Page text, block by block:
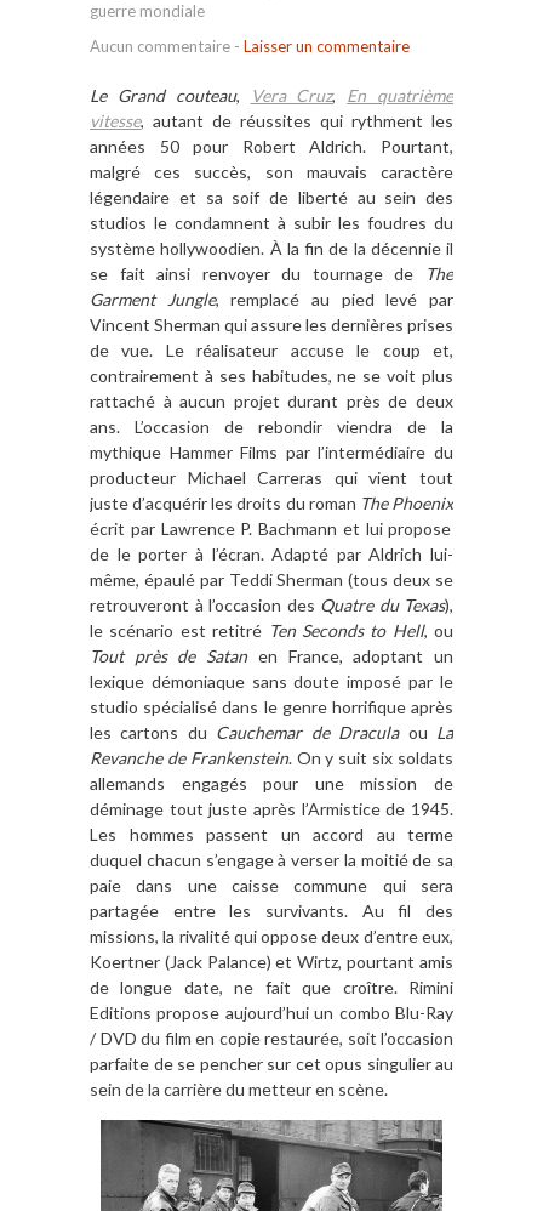
guerre mondiale
Aucun commentaire - Laisser un commentaire
Le Grand couteau, Vera Cruz, En quatrième
vitesse, autant de réussites qui rythment les
années 50 pour Robert Aldrich. Pourtant,
malgré ces succès, son mauvais caractère
légendaire et sa soif de liberté au sein des
studios le condamnent à subir les foudres du
système hollywoodien. À la fin de la décennie il
se fait ainsi renvoyer du tournage de
The
Garment Jungle, remplacé au pied levé par
Vincent Sherman qui assure les dernières prises
de vue. Le réalisateur accuse le coup et,
contrairement à ses habitudes, ne se voit plus
rattaché à aucun projet durant près de deux
ans. L’occasion de rebondir viendra de la
mythique Hammer Films par l’intermédiaire du
producteur Michael Carreras qui vient tout
juste d’acquérir les droits du roman The Phoenix
écrit par Lawrence P. Bachmann et lui propose
de le porter à l’écran. Adapté par Aldrich lui-
même, épaulé par Teddi Sherman (tous deux se
retrouveront à l’occasion des Quatre du Texas),
le scénario est retitré Ten Seconds to Hell, ou
Tout près de Satanen France, adoptant un
lexique démoniaque sans doute imposé par le
studio spécialisé dans le genre horrifique après
les cartons du Cauchemar de Draculaou La
Revanche de Frankenstein. On y suit six soldats
allemands engagés pour une mission de
déminage tout juste après l’Armistice de 1945.
Les hommes passent un accord au terme
duquel chacun s’engageà verser la moitié de sa
paie dans une caisse commune qui sera
partagée entre les survivants. Au fil des
missions, la rivalité qui oppose deux d’entre eux,
Koertner (Jack Palance) et Wirtz, pourtant amis
de longue date, ne fait que croître. Rimini
Editions propose aujourd’hui un combo Blu-Ray
/ DVD du film en copie restaurée, soit l’occasion
parfaite de se pencher sur cet opus singulier au
sein de la carrière du metteur en scène.